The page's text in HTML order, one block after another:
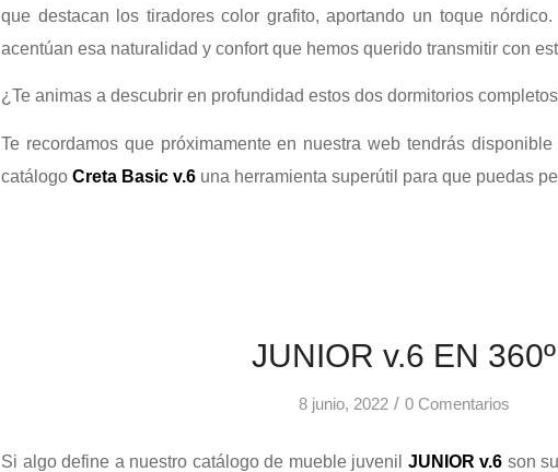
que destacan los tiradores color grafito, aportando un toque
acentúan esa naturalidad y confort que hemos querido transmitir con
¿Te animas a descubrir en profundidad estos dos dormitorios
Te recordamos que próximamente en nuestra web tendrás
catálogo Creta Basic v.6 una herramienta superútil para que puedas
JUNIOR v.6 EN 360º
8 junio, 2022 / 0 Comentarios
Si algo define a nuestro catálogo de mueble juvenil JUNIOR v.6 son